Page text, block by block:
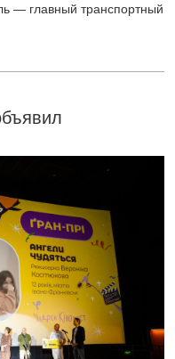
— главный транспортный